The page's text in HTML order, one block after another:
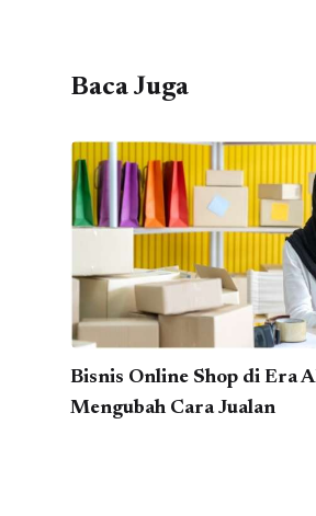
Baca Juga
Bisnis Online Shop di Era
Mengubah Cara Jualan